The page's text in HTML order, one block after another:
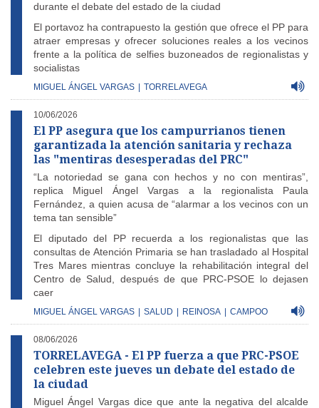
durante el debate del estado de la ciudad
El portavoz ha contrapuesto la gestión que ofrece el PP para
atraer empresas y ofrecer soluciones reales a los vecinos
frente a la política de selfies buzoneados de regionalistas y
socialistas
MIGUEL ÁNGEL VARGAS TORRELAVEGA
10/06/2026
El PP asegura que los campurrianos tienen
garantizada la atención sanitaria y rechaza
las "mentiras desesperadas del PRC"
“La notoriedad se gana con hechos y no con mentiras”,
replica Miguel Ángel Vargas a la regionalista Paula
Fernández, a quien acusa de “alarmar a los vecinos con un
tema tan sensible”
El diputado del PP recuerda a los regionalistas que las
consultas de Atención Primaria se han trasladado al Hospital
Tres Mares mientras concluye la rehabilitación integral del
Centro de Salud, después de que PRC-PSOE lo dejasen
caer
MIGUEL ÁNGEL VARGAS SALUD REINOSA CAMPOO
08/06/2026
TORRELAVEGA - El PP fuerza a que PRC-PSOE
celebren este jueves un debate del estado de
la ciudad
Miguel Ángel Vargas dice que ante la negativa del alcalde